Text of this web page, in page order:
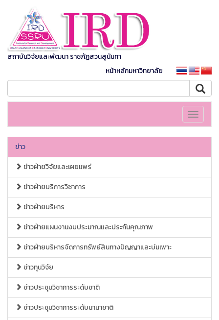
สถาบันวิจัยและพัฒนา ราชภัฏสวนสุนันทา
หน้าหลักมหาวิทยาลัย
Toggle
ข่าว
ข่าวฝ่ายวิจัยและเผยแพร่
ข่าวฝ่ายบริการวิชาการ
ข่าวฝ่ายบริหาร
ข่าวฝ่ายแผนงานงบประมาณและประกันคุณภาพ
ข่าวฝ่ายบริหารจัดการทรัพย์สินทางปัญญาและบ่มเพาะ
ข่าวทุนวิจัย
ข่าวประชุมวิชาการระดับชาติ
ข่าวประชุมวิชาการระดับนานาชาติ